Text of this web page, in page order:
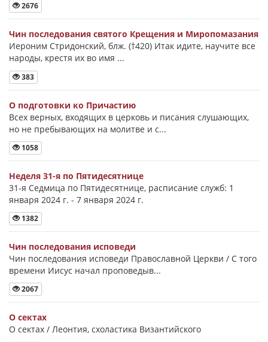
2676
Чин последования святого Крещения и Миропомазания
Иероним Стридонский, блж. (†420) Итак идите, научите все
народы, крестя их во имя ...
383
О подготовки ко Причастию
Всех верных, входящих в церковь и писания слушающих,
но не пребывающих на молитве и с...
1058
Неделя 31-я по Пятидесятнице
31-я Седмица по Пятидесятнице, расписание служб: 1
января 2024 г. - 7 января 2024 г.
1382
Чин последования исповеди
Чин последования исповеди Православной Церкви / С того
времени Иисус начал проповедыв...
2067
О сектах
О сектах / Леонтия, схоластика Византийского